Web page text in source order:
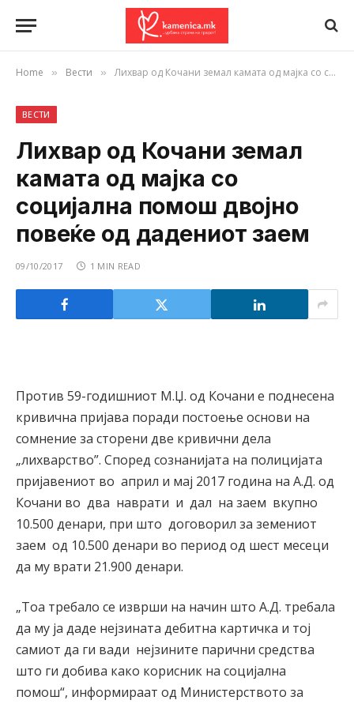
Home » Вести » Лихвар од Кочани земал камата од мајка со социјална помош двојно повеќе од дадениот заем
ВЕСТИ
Лихвар од Кочани земал
камата од мајка со
социјална помош двојно
повеќе од дадениот заем
09/10/2017 1 MIN READ
Против 59-годишниот М.Џ. од Кочани е поднесена
кривична пријава поради постоење основи на
сомнение за сторени две кривични дела
„лихварство”. Според сознанијата на полицијата
пријавениот во април и мај 2017 година на А.Д. од
Кочани во два наврати и дал на заем вкупно
10.500 денари, при што договорил за земениот
заем од 10.500 денари во период од шест месеци
да му врати 21.900 денари.
„Тоа требало се изврши на начин што А.Д. требала
да му ја даде нејзината дебитна картичка и тој
самиот да ги вади нејзините парични средства
што ги добива како корисник на социјална
помош“, информираат од Министерството за